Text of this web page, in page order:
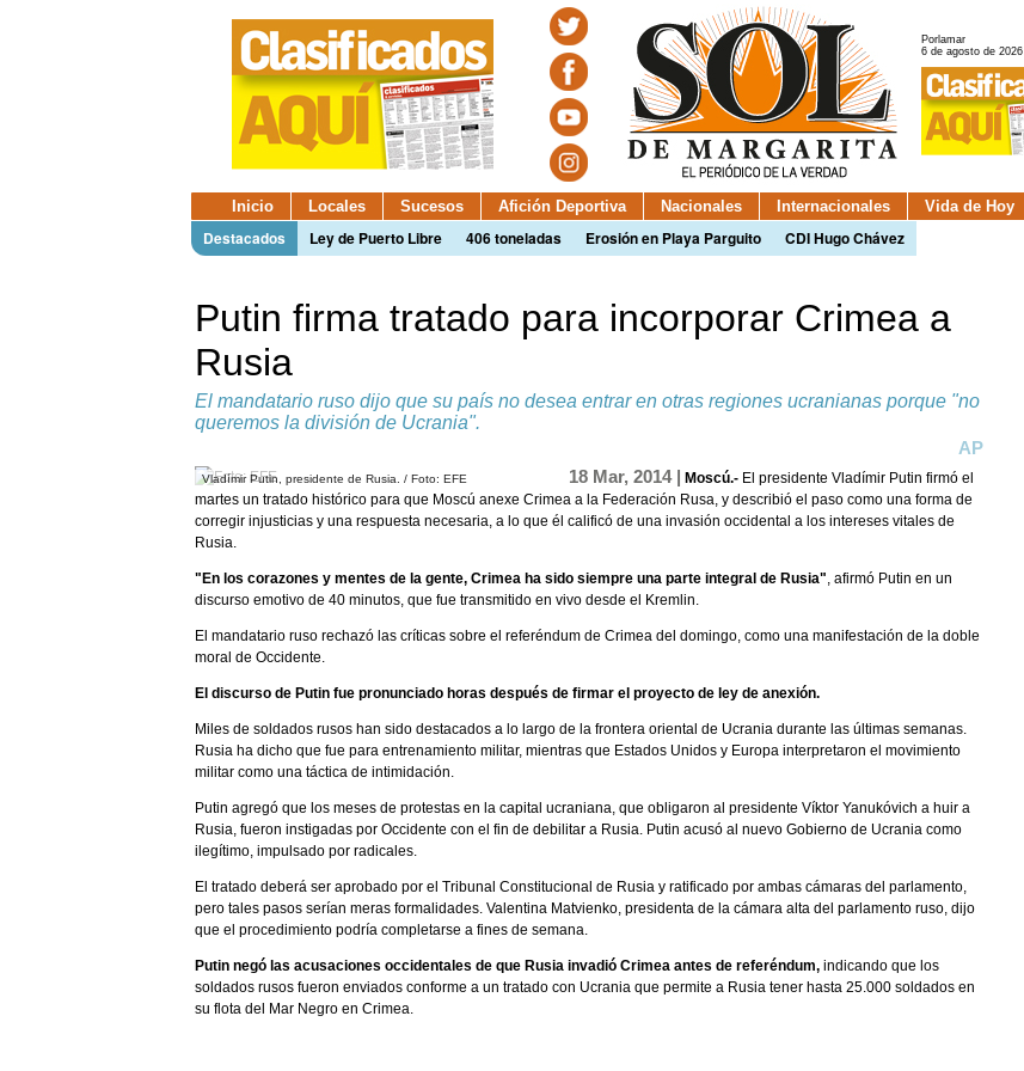
Porlamar
6 de agosto de 2026
Inicio Locales Sucesos Afición Deportiva Nacionales Internacionales Vida de Hoy
Destacados Ley de Puerto Libre 406 toneladas Erosión en Playa Parguito CDI Hugo Chávez
Putin firma tratado para incorporar Crimea a
Rusia
El mandatario ruso dijo que su país no desea entrar en otras regiones ucranianas porque "no
queremos la división de Ucrania".
AP
Vladímir Putin, presidente de Rusia. / Foto: EFE 18 Mar, 2014 | Moscú.- El presidente Vladímir Putin firmó el
martes un tratado histórico para que Moscú anexe Crimea a la Federación Rusa, y describió el paso como una forma de
corregir injusticias y una respuesta necesaria, a lo que él calificó de una invasión occidental a los intereses vitales de
Rusia.
"En los corazones y mentes de la gente, Crimea ha sido siempre una parte integral de Rusia", afirmó Putin en un
discurso emotivo de 40 minutos, que fue transmitido en vivo desde el Kremlin.
El mandatario ruso rechazó las críticas sobre el referéndum de Crimea del domingo, como una manifestación de la doble
moral de Occidente.
El discurso de Putin fue pronunciado horas después de firmar el proyecto de ley de anexión.
Miles de soldados rusos han sido destacados a lo largo de la frontera oriental de Ucrania durante las últimas semanas.
Rusia ha dicho que fue para entrenamiento militar, mientras que Estados Unidos y Europa interpretaron el movimiento
militar como una táctica de intimidación.
Putin agregó que los meses de protestas en la capital ucraniana, que obligaron al presidente Víktor Yanukóvich a huir a
Rusia, fueron instigadas por Occidente con el fin de debilitar a Rusia. Putin acusó al nuevo Gobierno de Ucrania como
ilegítimo, impulsado por radicales.
El tratado deberá ser aprobado por el Tribunal Constitucional de Rusia y ratificado por ambas cámaras del parlamento,
pero tales pasos serían meras formalidades. Valentina Matvienko, presidenta de la cámara alta del parlamento ruso, dijo
que el procedimiento podría completarse a fines de semana.
Putin negó las acusaciones occidentales de que Rusia invadió Crimea antes de referéndum, indicando que los
soldados rusos fueron enviados conforme a un tratado con Ucrania que permite a Rusia tener hasta 25.000 soldados en
su flota del Mar Negro en Crimea.